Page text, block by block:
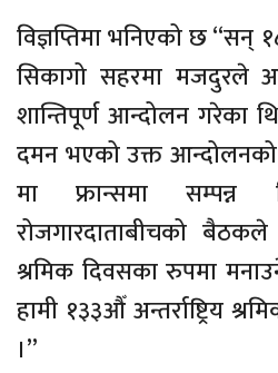
विज्ञप्तिमा भनिएको छ “सन्
सिकागो सहरमा मजदुरले
शान्तिपूर्ण आन्दोलन गरेका
दमन भएको उक्त आन्दोलनको
मा फ्रान्समा
रोजगारदाताबीचको बैठकले
श्रमिक दिवसका रुपमा
हामी १३३औँ अन्तर्राष्ट्रिय
।”